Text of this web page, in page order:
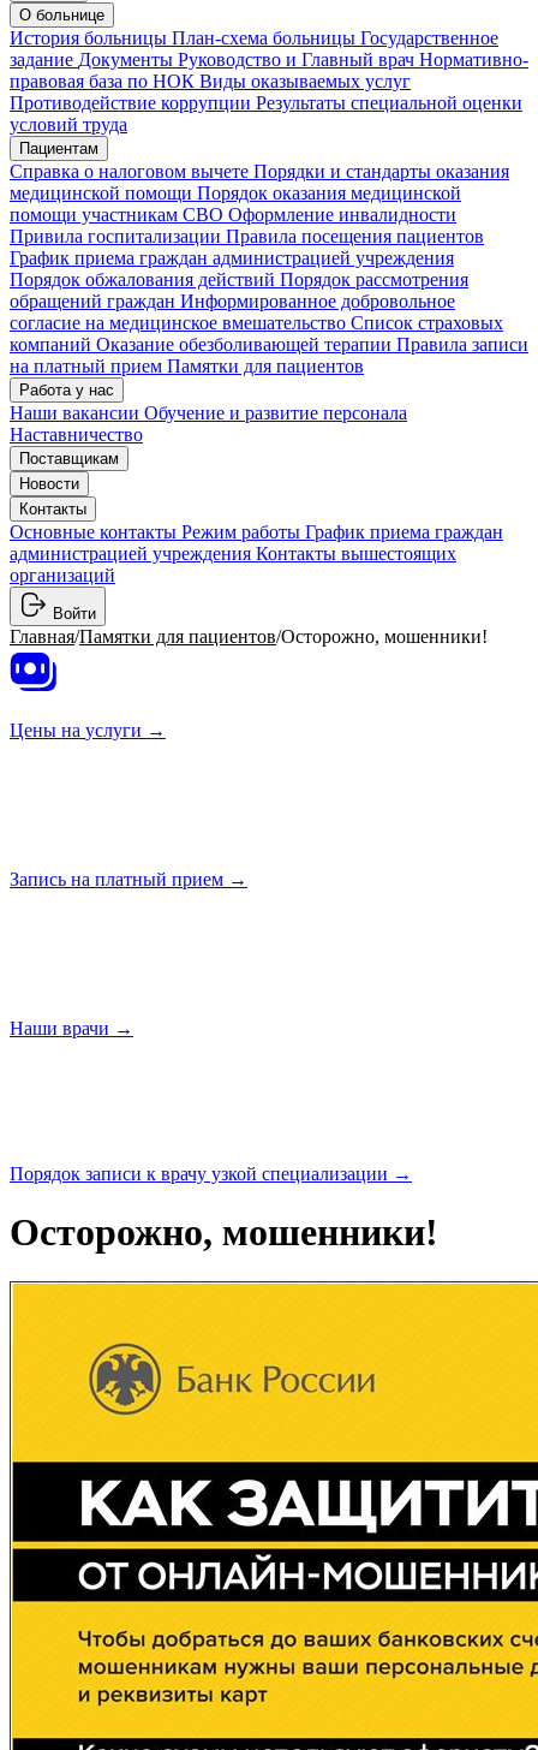
О больнице
История больницы План-схема больницы Государственное
задание Документы Руководство и Главный врач Нормативно-
правовая база по НОК Виды оказываемых услуг
Противодействие коррупции Результаты специальной оценки
условий труда
Пациентам
Справка о налоговом вычете Порядки и стандарты оказания
медицинской помощи Порядок оказания медицинской
помощи участникам СВО Оформление инвалидности
Привила госпитализации Правила посещения пациентов
График приема граждан администрацией учреждения
Порядок обжалования действий Порядок рассмотрения
обращений граждан Информированное добровольное
согласие на медицинское вмешательство Список страховых
компаний Оказание обезболивающей терапии Правила записи
на платный прием Памятки для пациентов
Работа у нас
Наши вакансии Обучение и развитие персонала
Наставничество
Поставщикам
Новости
Контакты
Основные контакты Режим работы График приема граждан
администрацией учреждения Контакты вышестоящих
организаций
Войти
Главная/Памятки для пациентов/Осторожно, мошенники!
Цены на услуги →
Запись на платный прием →
Наши врачи →
Порядок записи к врачу узкой специализации →
Осторожно, мошенники!